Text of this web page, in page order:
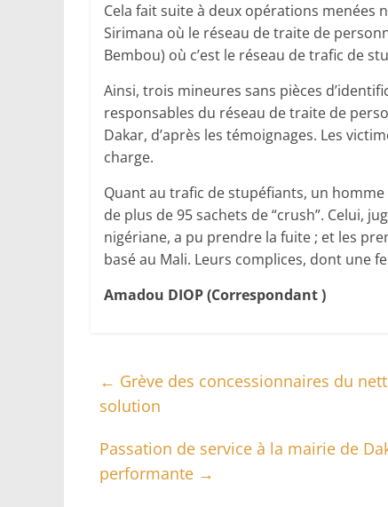
Cela fait suite à deux opérations menées
Sirimana où le réseau de traite de
Bembou) où c’est le réseau de trafic de
Ainsi, trois mineures sans pièces
responsables du réseau de traite de
Dakar, d’après les témoignages. Les
charge.
Quant au trafic de stupéfiants, un
de plus de 95 sachets de “crush”. Celui,
nigériane, a pu prendre la fuite ; et les
basé au Mali. Leurs complices, dont une
Amadou DIOP (Correspondant )
← Grève des concessionnaires du
solution
Passation de service à la mairie de
performante →